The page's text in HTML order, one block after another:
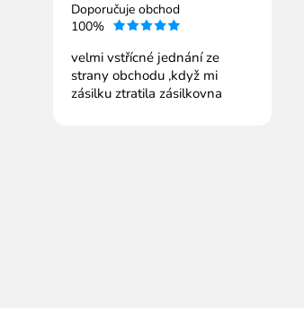
Doporučuje obchod
100%
velmi vstřícné jednání ze
strany obchodu ,když mi
zásilku ztratila zásilkovna